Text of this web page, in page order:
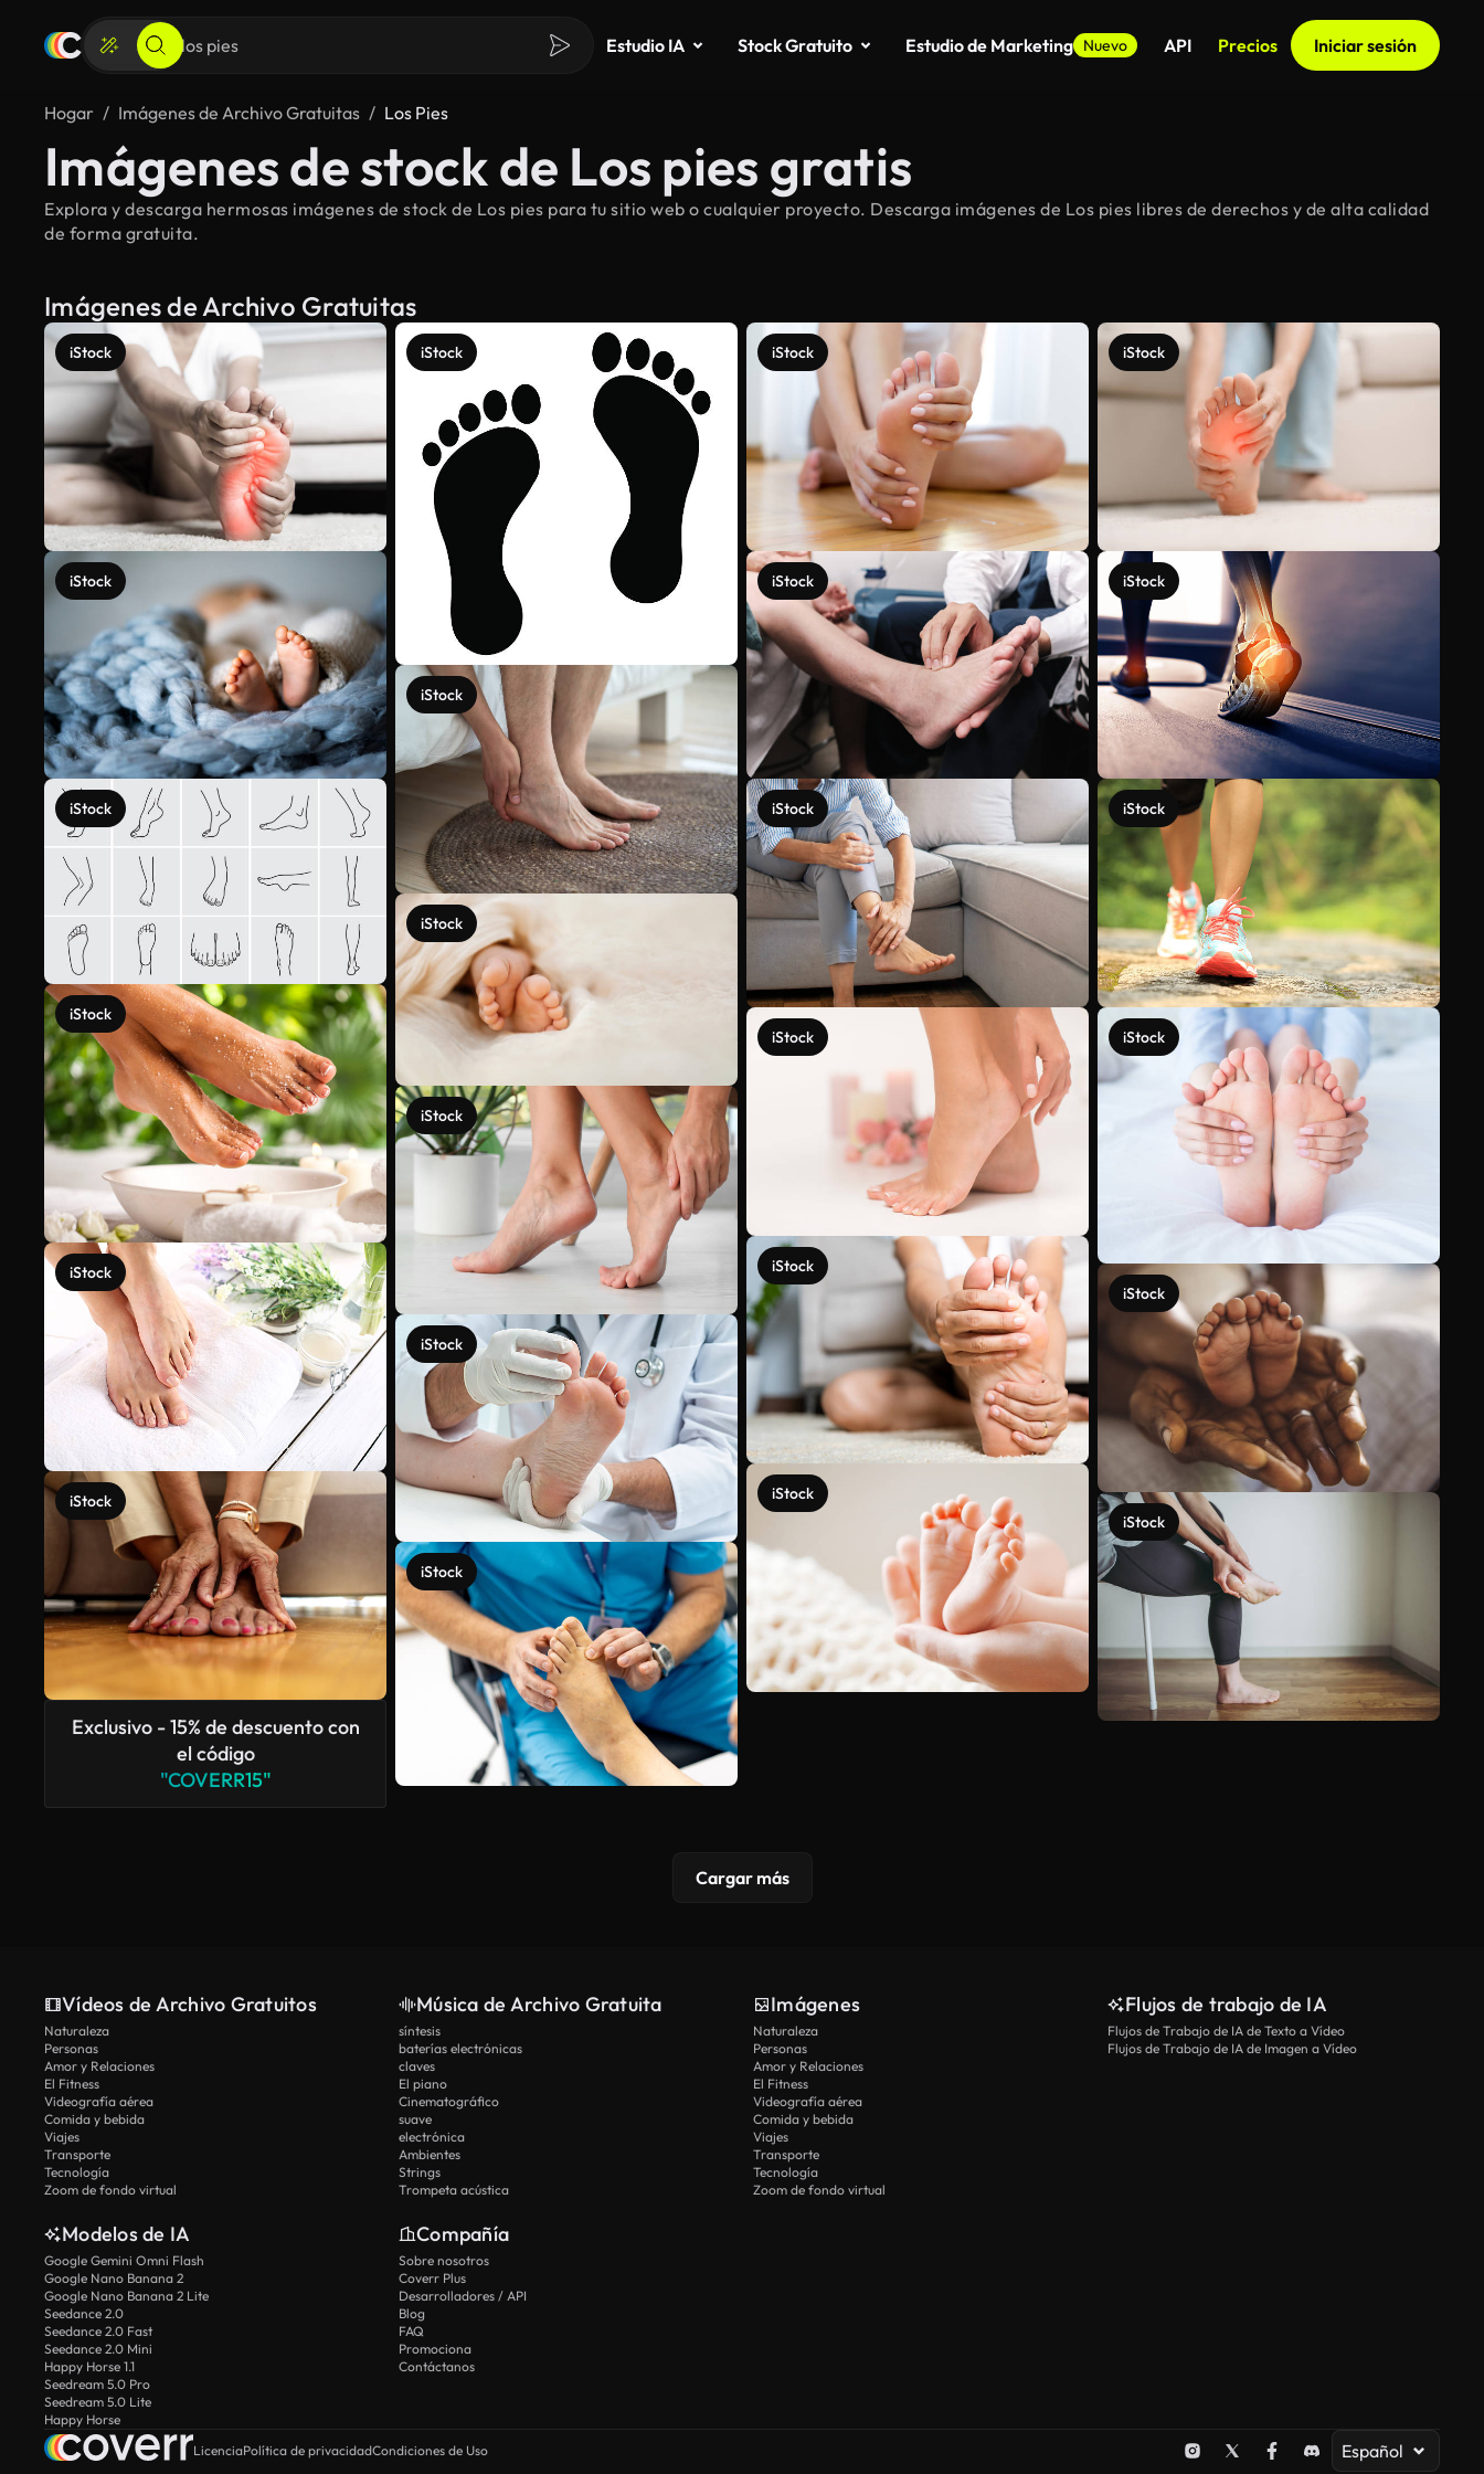
Estudio IA Stock Gratuito Estudio de Marketing Nuevo API Precios Iniciar sesión
Hogar Imágenes de Archivo Gratuitas Los Pies
Imágenes de stock de Los pies gratis
Explora y descarga hermosas imágenes de stock de Los pies para tu sitio web o cualquier proyecto. Descarga imágenes de Los pies libres de derechos y de alta calidad
de forma gratuita.
Imágenes de Archivo Gratuitas
iStock
iStock
iStock
iStock
iStock
iStock
Exclusivo - 15% de descuento con
el código
"COVERR15"
iStock
iStock
iStock
iStock
iStock
iStock
iStock
iStock
iStock
iStock
iStock
iStock
iStock
iStock
iStock
iStock
iStock
iStock
Cargar más
Vídeos de Archivo Gratuitos
Naturaleza
Personas
Amor y Relaciones
El Fitness
Videografía aérea
Comida y bebida
Viajes
Transporte
Tecnología
Zoom de fondo virtual
Música de Archivo Gratuita
síntesis
baterías electrónicas
claves
El piano
Cinematográfico
suave
electrónica
Ambientes
Strings
Trompeta acústica
Imágenes
Naturaleza
Personas
Amor y Relaciones
El Fitness
Videografía aérea
Comida y bebida
Viajes
Transporte
Tecnología
Zoom de fondo virtual
Flujos de trabajo de IA
Flujos de Trabajo de IA de Texto a Vídeo
Flujos de Trabajo de IA de Imagen a Vídeo
Modelos de IA
Google Gemini Omni Flash
Google Nano Banana 2
Google Nano Banana 2 Lite
Seedance 2.0
Seedance 2.0 Fast
Seedance 2.0 Mini
Happy Horse 1.1
Seedream 5.0 Pro
Seedream 5.0 Lite
Happy Horse
Compañía
Sobre nosotros
Coverr Plus
Desarrolladores / API
Blog
FAQ
Promociona
Contáctanos
LicenciaPolítica de privacidadCondiciones de Uso Español